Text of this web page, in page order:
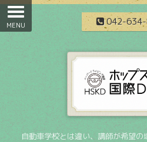
042-
自動車学校とは違い、講師が希望